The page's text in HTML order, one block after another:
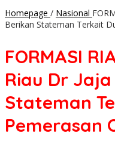
Homepage / Nasional
Berikan Stateman Terkait
FORMASI
Riau Dr
Stateman
Pemerasan